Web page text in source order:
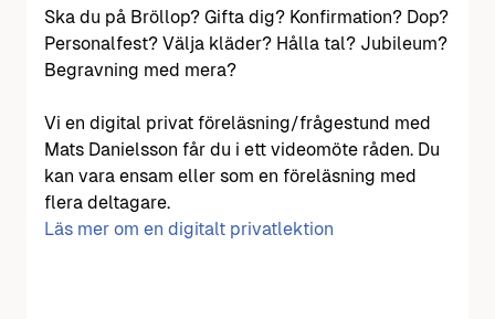
Ska du på Bröllop? Gifta dig? Konfirmation? Dop?
Personalfest? Välja kläder? Hålla tal? Jubileum?
Begravning med mera?
Vi en digital privat föreläsning/frågestund med
Mats Danielsson får du i ett videomöte råden. Du
kan vara ensam eller som en föreläsning med
flera deltagare.
Läs mer om en digitalt privatlektion